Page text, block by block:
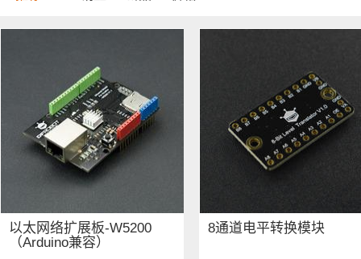
以太网络扩展板-W5200
（Arduino兼容）
8通道电平转换模块